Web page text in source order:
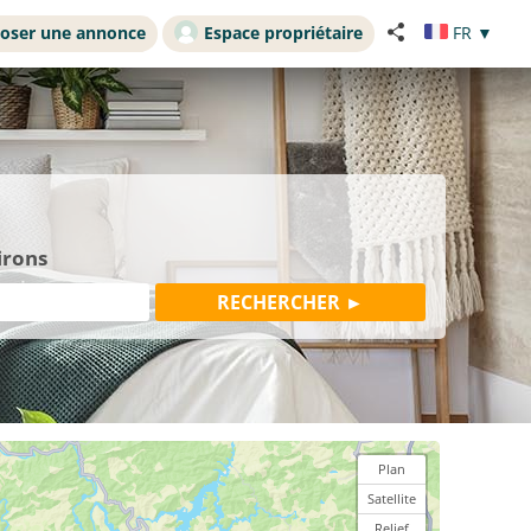
une annonce Espace propriétaire FR ▼
Plan
Satellite